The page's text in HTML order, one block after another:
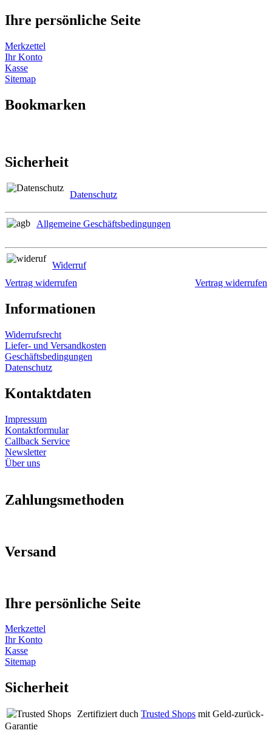
Ihre persönliche Seite
Merkzettel
Ihr Konto
Kasse
Sitemap
Bookmarken
Sicherheit
Datenschutz
Allgemeine Geschäftsbedingungen
Widerruf
Vertrag widerrufen
Vertrag widerrufen
Informationen
Widerrufsrecht
Liefer- und Versandkosten
Geschäftsbedingungen
Datenschutz
Kontaktdaten
Impressum
Kontaktformular
Callback Service
Newsletter
Über uns
Zahlungsmethoden
Versand
Ihre persönliche Seite
Merkzettel
Ihr Konto
Kasse
Sitemap
Sicherheit
Zertifiziert duch Trusted Shops mit Geld-zurück-
Garantie